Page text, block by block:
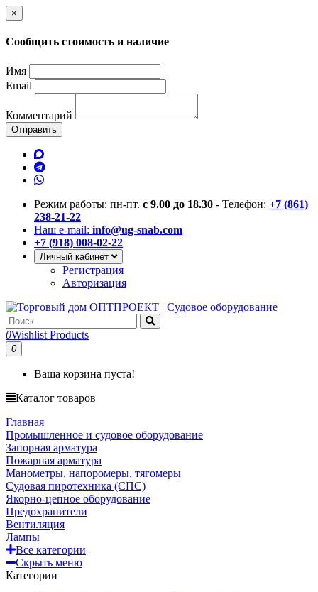
×
Сообщить стоимость и наличие
Имя
Email
Комментарий
Отправить
Режим работы: пн-пт. с 9.00 до 18.30 - Телефон: +7 (861)
238-21-22
Наш e-mail: info@ug-snab.com
+7 (918) 008-02-22
Личный кабинет
Регистрация
Авторизация
0Wishlist Products
0
Ваша корзина пуста!
Каталог товаров
Главная
Промышленное и судовое оборудование
Запорная арматура
Пожарная арматура
Манометры, напоромеры, тягомеры
Судовая пиротехника (СПС)
Якорно-цепное оборудование
Предохранители
Вентиляция
Лампы
Все категории
Скрыть меню
Категории